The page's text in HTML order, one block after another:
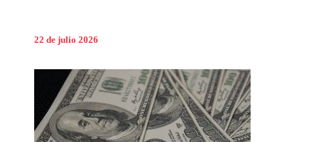
22 de julio 2026